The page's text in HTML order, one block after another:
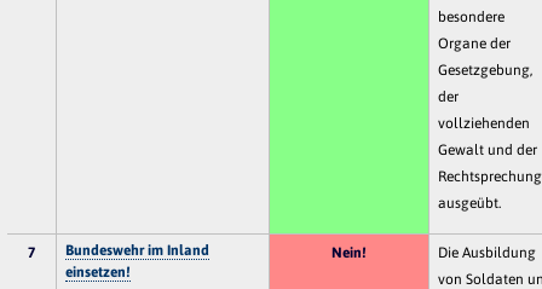
besondere
Organe der
Gesetzgebung,
der
vollziehenden
Gewalt und der
Rechtsprechung
ausgeübt.
7
Bundeswehr im Inland
einsetzen!
Nein!
Die Ausbildung
von Soldaten